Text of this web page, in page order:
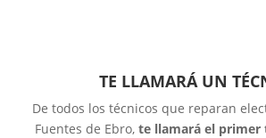
TE LLAMARÁ UN
De todos los técnicos que reparan
Fuentes de Ebro, te llamará el primer